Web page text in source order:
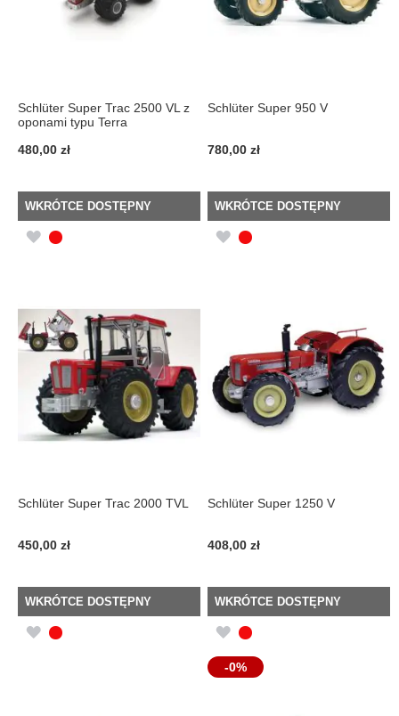
Schlüter Super Trac 2500 VL z
oponami typu Terra
480,00 zł
WKRÓTCE DOSTĘPNY
DODAJ
ŻYCZEŃ
Schlüter Super 950 V
780,00 zł
WKRÓTCE DOSTĘPNY
DODAJ
ŻYCZEŃ
Schlüter Super Trac 2000 TVL
450,00 zł
WKRÓTCE DOSTĘPNY
DODAJ
Schlüter Super 1250 V
408,00 zł
WKRÓTCE DOSTĘPNY
DODAJ
DO
-0%